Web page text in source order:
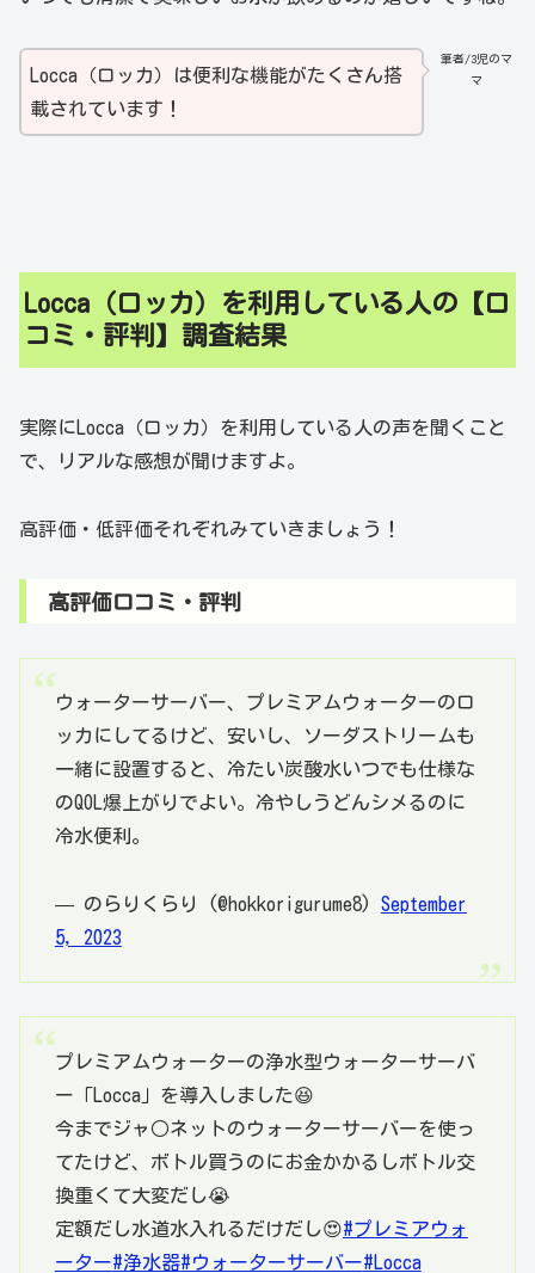
筆者/3児のマ
マ
Locca（ロッカ）は便利な機能がたくさん搭
載されています！
Locca（ロッカ）を利用している人の【口
コミ・評判】調査結果
実際にLocca（ロッカ）を利用している人の声を聞くこと
で、リアルな感想が聞けますよ。
高評価・低評価それぞれみていきましょう！
高評価口コミ・評判
ウォーターサーバー、プレミアムウォーターのロ
ッカにしてるけど、安いし、ソーダストリームも
一緒に設置すると、冷たい炭酸水いつでも仕様な
のQOL爆上がりでよい。冷やしうどんシメるのに
冷水便利。
— のらりくらり (@hokkorigurume8) September
5, 2023
プレミアムウォーターの浄水型ウォーターサーバ
ー「Locca」を導入しました😆
今までジャ○ネットのウォーターサーバーを使っ
てたけど、ボトル買うのにお金かかるしボトル交
換重くて大変だし😭
定額だし水道水入れるだけだし😍#プレミアウォ
ーター#浄水器#ウォーターサーバー#Locca